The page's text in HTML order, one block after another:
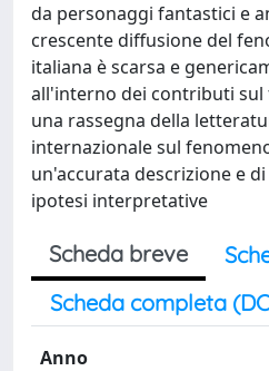
da personaggi fantastici e
crescente diffusione del
italiana è scarsa e
all'interno dei contributi
una rassegna della
internazionale sul
un'accurata descrizione e
ipotesi interpretative
Scheda breve
Scheda completa
Anno